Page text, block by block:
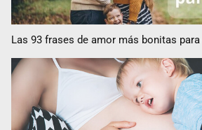
Las 93 frases de amor más bonitas